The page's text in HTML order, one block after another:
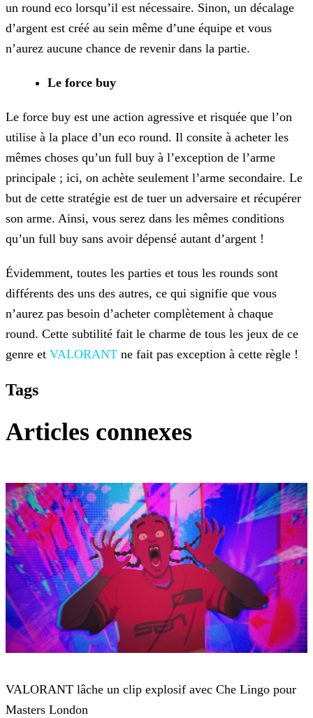
un round eco lorsqu’il est nécessaire. Sinon, un décalage
d’argent est créé au sein même d’une équipe et vous
n’aurez aucune chance de revenir dans la partie.
Le force buy
Le force buy est une action agressive et risquée que l’on
utilise à la place d’un eco round. Il consite à acheter les
mêmes choses qu’un full buy à l’exception de l’arme
principale ; ici, on achète seulement l’arme secondaire. Le
but de cette stratégie est de tuer un adversaire et récupérer
son arme. Ainsi, vous serez dans les mêmes conditions
qu’un full buy sans avoir dépensé autant d’argent !
Évidemment, toutes les parties et tous les rounds sont
différents des uns des autres, ce qui signifie que vous
n’aurez pas besoin d’acheter complètement à chaque
round. Cette subtilité fait le charme de tous les jeux de ce
genre et VALORANT ne fait pas exception à cette règle !
Tags
Articles connexes
VALORANT lâche un clip explosif avec Che Lingo pour
Masters London